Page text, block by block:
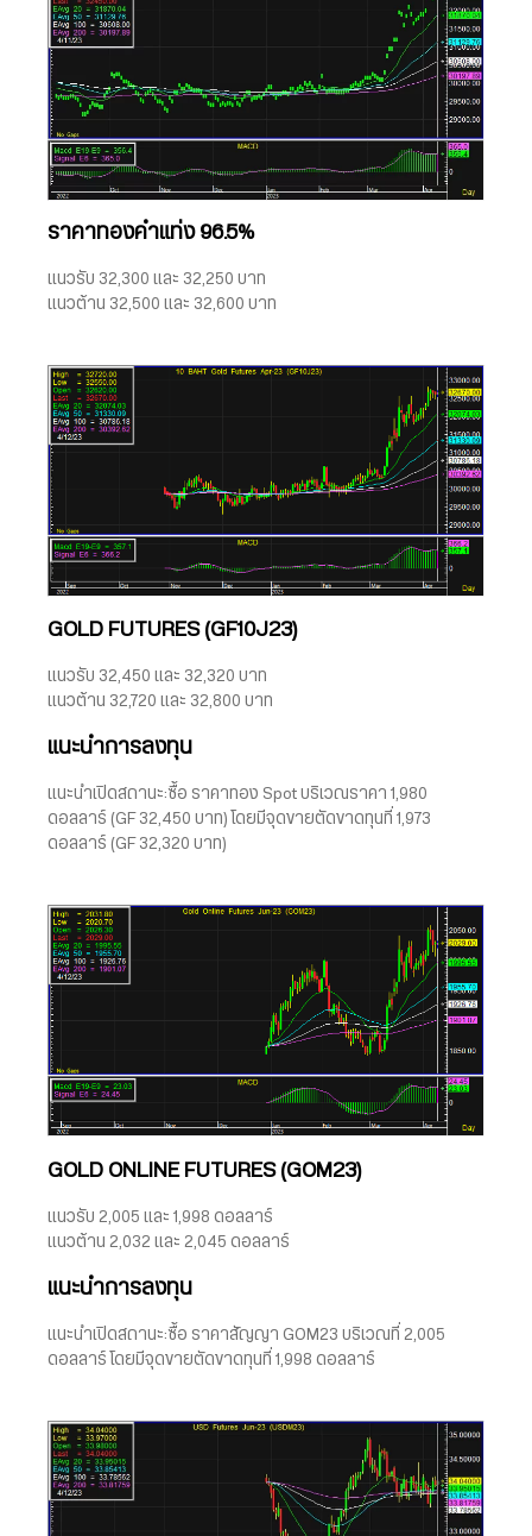
ราคาทองคำแท่ง 96.5%
แนวรับ 32,300 และ 32,250 บาท
แนวต้าน 32,500 และ 32,600 บาท
GOLD FUTURES (GF10J23)
แนวรับ 32,450 และ 32,320 บาท
แนวต้าน 32,720 และ 32,800 บาท
แนะนำการลงทุน
แนะนำเปิดสถานะ:ซื้อ ราคาทอง Spot บริเวณราคา 1,980
ดอลลาร์ (GF 32,450 บาท) โดยมีจุดขายตัดขาดทุนที่ 1,973
ดอลลาร์ (GF 32,320 บาท)
GOLD ONLINE FUTURES (GOM23)
แนวรับ 2,005 และ 1,998 ดอลลาร์
แนวต้าน 2,032 และ 2,045 ดอลลาร์
แนะนำการลงทุน
แนะนำเปิดสถานะ:ซื้อ ราคาสัญญา GOM23 บริเวณที่ 2,005
ดอลลาร์ โดยมีจุดขายตัดขาดทุนที่ 1,998 ดอลลาร์